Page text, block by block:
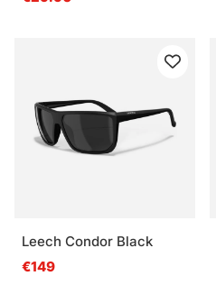
Leech Condor Black
€149